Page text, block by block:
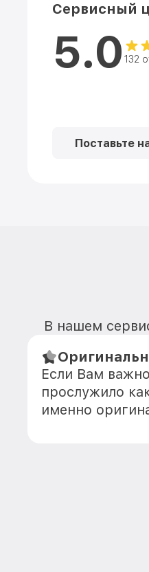
Сервисный
5.0 132
Поставьте
В нашем
Если Вам
прослужило
именно